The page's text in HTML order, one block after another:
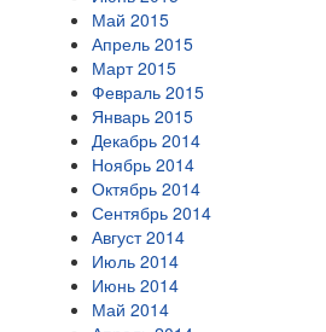
Май 2015
Апрель 2015
Март 2015
Февраль 2015
Январь 2015
Декабрь 2014
Ноябрь 2014
Октябрь 2014
Сентябрь 2014
Август 2014
Июль 2014
Июнь 2014
Май 2014